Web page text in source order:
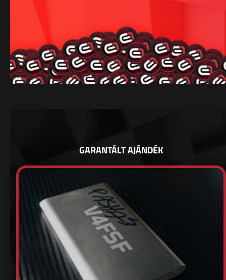
GARANTÁLT AJÁNDÉK